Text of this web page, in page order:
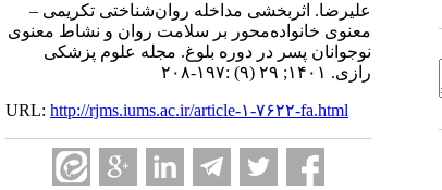
علیرضا. اثربخشی مداخله روان‌شناختی تکریمی –
معنوی خانواده‌محور بر سلامت روان و نشاط معنوی
نوجوانان پسر در دوره بلوغ. مجله علوم پزشکی
رازی. ۱۴۰۱; ۲۹ (۹) :۱۹۷-۲۰۸
URL: http://rjms.iums.ac.ir/article-۱-۷۶۲۲-fa.html